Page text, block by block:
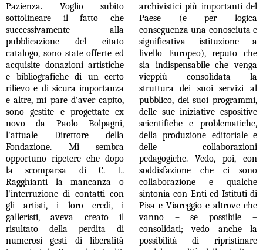
Pazienza. Voglio subito
sottolineare il fatto che
successivamente alla
pubblicazione del citato
catalogo, sono state offerte ed
acquisite donazioni artistiche
e bibliografiche di un certo
rilievo e di sicura importanza
e altre, mi pare d'aver capito,
sono gestite e progettate ex
novo da Paolo Bolpagni,
l'attuale Direttore della
Fondazione. Mi sembra
opportuno ripetere che dopo
la scomparsa di C. L.
Ragghianti la mancanza o
l'interruzione di contatti con
gli artisti, i loro eredi, i
galleristi, aveva creato il
risultato della perdita di
numerosi gesti di liberalità
archivistici più importanti del
Paese (e per logica
conseguenza una conosciuta e
significativa istituzione a
livello Europeo), reputo che
sia indispensabile che venga
vieppiù consolidata la
struttura dei suoi servizi al
pubblico, dei suoi programmi,
delle sue iniziative espositive
scientifiche e problematiche,
della produzione editoriale e
delle collaborazioni
pedagogiche. Vedo, poi, con
soddisfazione che ci sono
collaborazione e qualche
sintonia con Enti ed Istituti di
Pisa e Viareggio e altrove che
vanno – se possibile –
consolidati; vedo anche la
possibilità di ripristinare